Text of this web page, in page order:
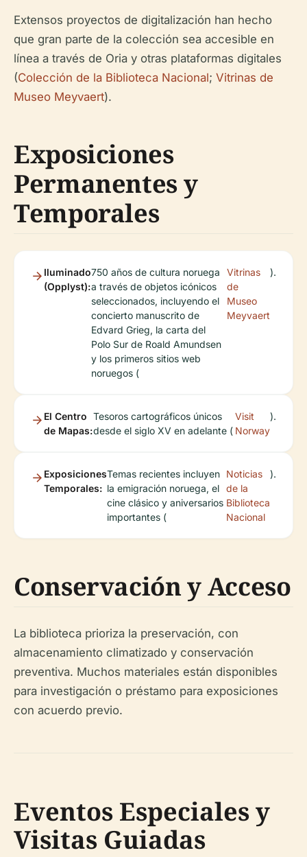
Extensos proyectos de digitalización han hecho
que gran parte de la colección sea accesible en
línea a través de Oria y otras plataformas digitales
(Colección de la Biblioteca Nacional; Vitrinas de
Museo Meyvaert).
Exposiciones
Permanentes y
Temporales
Iluminado
(Opplyst):
750 años de cultura noruega
a través de objetos icónicos
seleccionados, incluyendo el
concierto manuscrito de
Edvard Grieg, la carta del
Polo Sur de Roald Amundsen
y los primeros sitios web
noruegos (
Vitrinas
de
Museo
Meyvaert
).
El Centro
de Mapas:
Tesoros cartográficos únicos
desde el siglo XV en adelante (
Visit
Norway
).
Exposiciones
Temporales:
Temas recientes incluyen
la emigración noruega, el
cine clásico y aniversarios
importantes (
Noticias
de la
Biblioteca
Nacional
).
Conservación y Acceso
La biblioteca prioriza la preservación, con
almacenamiento climatizado y conservación
preventiva. Muchos materiales están disponibles
para investigación o préstamo para exposiciones
con acuerdo previo.
Eventos Especiales y
Visitas Guiadas